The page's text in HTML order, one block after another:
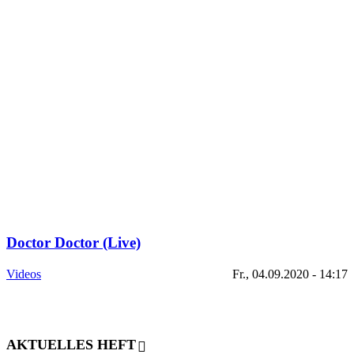
Doctor Doctor (Live)
Videos Fr., 04.09.2020 - 14:17
AKTUELLES HEFT